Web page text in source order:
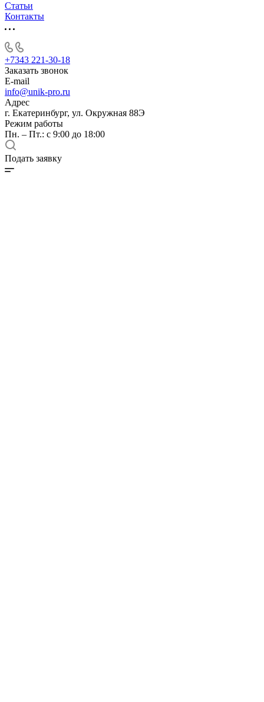
Статьи
Контакты
+7343 221-30-18
Заказать звонок
E-mail
info@unik-pro.ru
Адрес
г. Екатеринбург, ул. Окружная 88Э
Режим работы
Пн. – Пт.: с 9:00 до 18:00
Подать заявку